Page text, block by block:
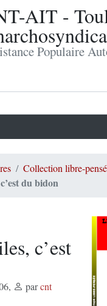
AIT -
Populaire
Collection libre-
du bidon
c’est
, parcnt